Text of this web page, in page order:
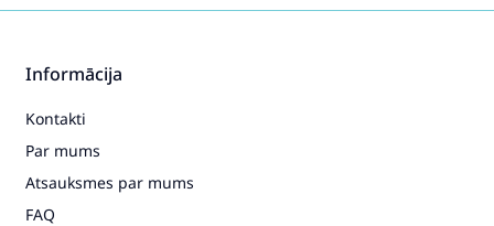
Informācija
Kontakti
Par mums
Atsauksmes par mums
FAQ